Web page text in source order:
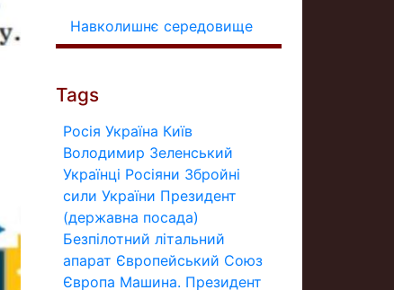
Навколишнє середовище
Tags
Росія Україна Київ
Володимир Зеленський
Українці Росіяни Збройні
сили України Президент
(державна посада)
Безпілотний літальний
апарат Європейський Союз
Європа Машина. Президент